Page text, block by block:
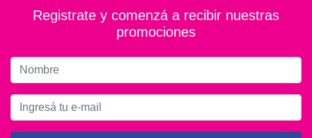
Registrate y comenzá a recibir nuestras
promociones